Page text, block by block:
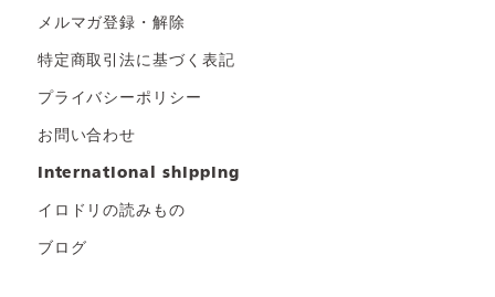
メルマガ登録・解除
特定商取引法に基づく表記
プライバシーポリシー
お問い合わせ
international shipping
イロドリの読みもの
ブログ